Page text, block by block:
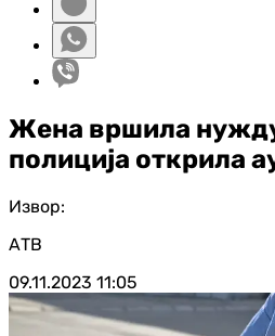
Жена вршила
полиција открила
Извор:
АТВ
09.11.2023 11:05